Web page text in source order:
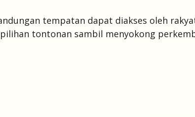
tempatan dapat diakses oleh
tontonan sambil menyokong